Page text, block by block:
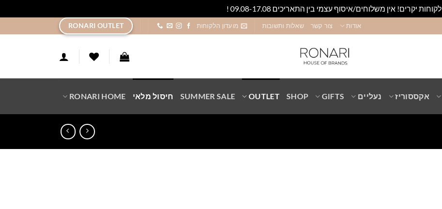
לקוחות יקרים! אין משלוחים/איסוף עצמי בין התאריכים 09.08-17.08 !
אודות צור קשר שאלות ותשובות מועדון הלקוחות RONARI OUTLET
אקססוריז נעליים GIFTS
SHOP
OUTLET
SUMMER SALE חיסול מלאי RONARI HOME